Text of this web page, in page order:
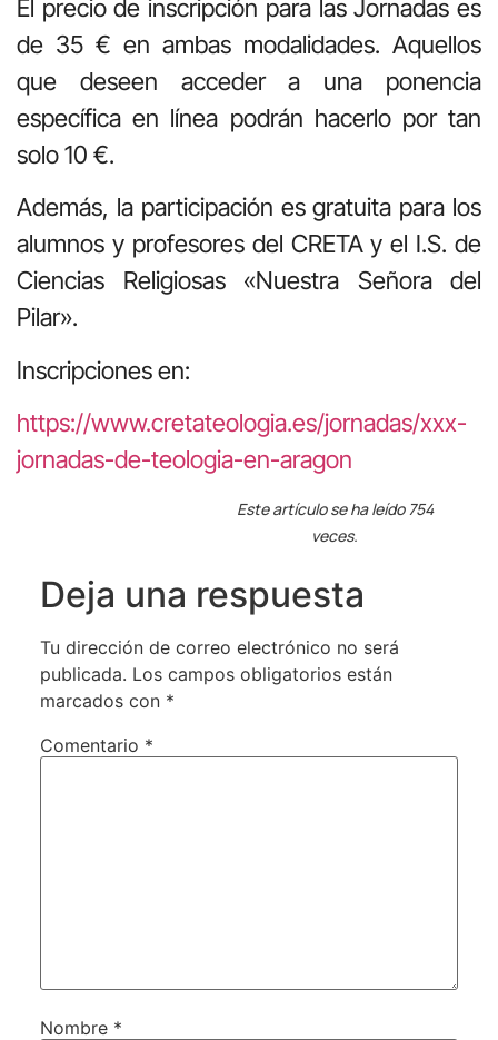
El precio de inscripción para las Jornadas es
de 35 € en ambas modalidades. Aquellos
que deseen acceder a una ponencia
específica en línea podrán hacerlo por tan
solo 10 €.
Además, la participación es gratuita para los
alumnos y profesores del CRETA y el I.S. de
Ciencias Religiosas «Nuestra Señora del
Pilar».
Inscripciones en:
https://www.cretateologia.es/jornadas/xxx-
jornadas-de-teologia-en-aragon
Este artículo se ha leído 754
veces.
Deja una respuesta
Tu dirección de correo electrónico no será
publicada. Los campos obligatorios están
marcados con *
Comentario *
Nombre *